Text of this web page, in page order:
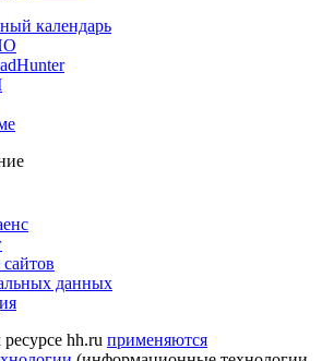
календарь
данных
hh.ru применяются